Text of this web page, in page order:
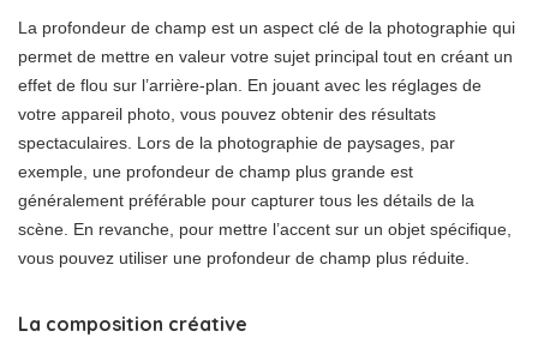
La profondeur de champ est un aspect clé de la photographie qui
permet de mettre en valeur votre sujet principal tout en créant un
effet de flou sur l’arrière-plan. En jouant avec les réglages de
votre appareil photo, vous pouvez obtenir des résultats
spectaculaires. Lors de la photographie de paysages, par
exemple, une profondeur de champ plus grande est
généralement préférable pour capturer tous les détails de la
scène. En revanche, pour mettre l’accent sur un objet spécifique,
vous pouvez utiliser une profondeur de champ plus réduite.
La composition créative